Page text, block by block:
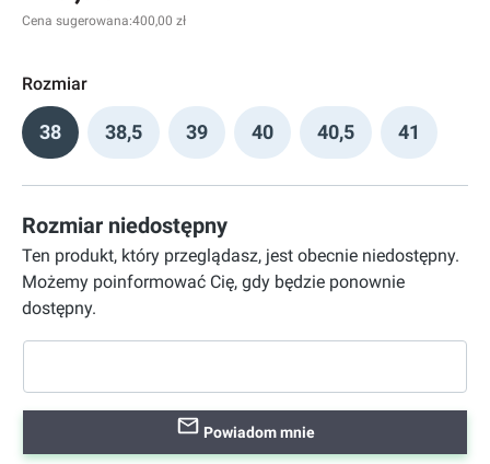
Cena sugerowana:400,00 zł
Rozmiar
38 38,5 39 40 40,5 41
Rozmiar niedostępny
Ten produkt, który przeglądasz, jest obecnie niedostępny.
Możemy poinformować Cię, gdy będzie ponownie
dostępny.
Powiadom mnie